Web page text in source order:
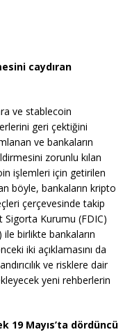
caydıran
ve stablecoin
geri çektiğini
ve bankaların
zorunlu kılan
işlemleri için getirilen
böyle, bankaların kripto
çerçevesinde takip
Sigorta Kurumu (FDIC)
birlikte bankaların
iki açıklamasını da
ve risklere dair
yeni rehberlerin
19 Mayıs’ta dördüncü